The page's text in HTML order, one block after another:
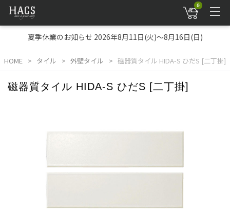
0
夏季休業のお知らせ 2026年8月11日(火)～8月16日(日)
HOME タイル 外壁タイル 磁器質タイル HIDA-S ひだS [二丁掛]
磁器質タイル HIDA-S ひだS [二丁掛]